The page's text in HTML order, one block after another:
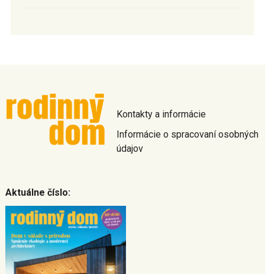
Kontakty a informácie
Informácie o spracovaní osobných
údajov
Aktuálne číslo: